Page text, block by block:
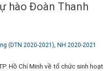
hào Đoàn Thanh
(DTN 2020-2021), NH 2020-2021
Hồ Chí Minh về tổ chức sinh hoạt